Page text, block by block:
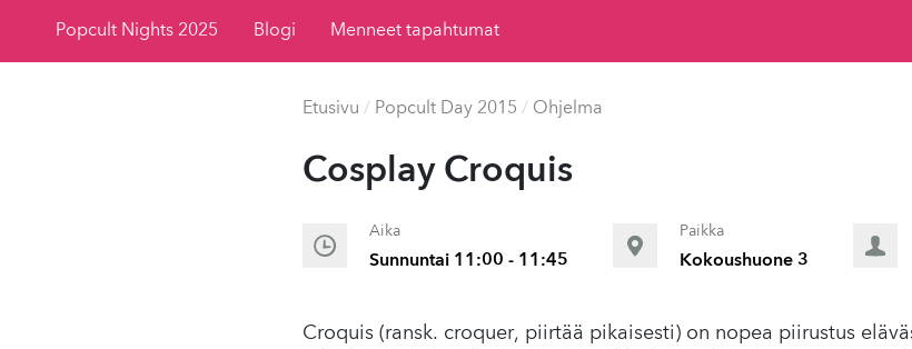
Popcult Nights 2025 Blogi Menneet tapahtumat
Etusivu / Popcult Day 2015 / Ohjelma
Cosplay Croquis
Aika
Sunnuntai 11:00 - 11:45
Paikka
Kokoushuone 3
Croquis (ransk. croquer, piirtää pikaisesti) on nopea piirustus